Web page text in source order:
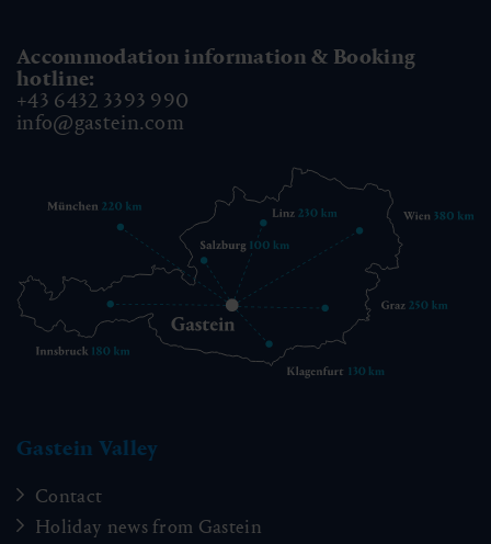
Accommodation information & Booking
hotline:
+43 6432 3393 990
info@gastein.com
Gastein Valley
Contact
Holiday news from Gastein